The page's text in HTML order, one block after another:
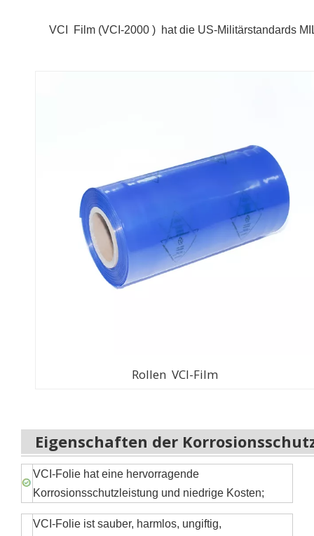
VCI Film (VCI-2000 ) hat die US-Militärstandards
Rollen VCI-Film
Eigenschaften der
VCI-Folie hat eine hervorragende
Korrosionsschutzleistung und niedrige Kosten;
VCI-Folie ist sauber, harmlos, ungiftig,